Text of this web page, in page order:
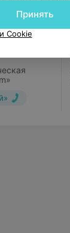
Принять
Cookie